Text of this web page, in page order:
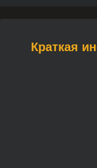
Краткая информация по маршруту